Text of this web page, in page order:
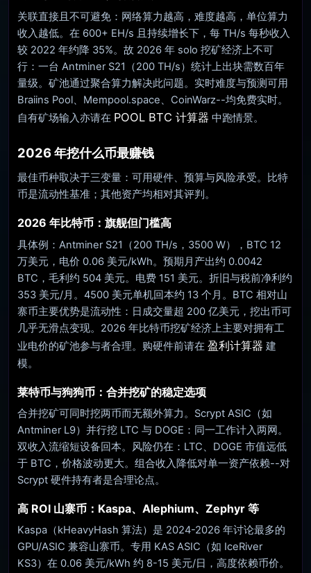
关联直接且不可避免：网络算力越高，难度越高，单位算力
收入越低。在 600+ EH/s 且持续增长下，每 TH/s 每秒收入
较 2022 年约降 35%。故 2026 年 solo 挖矿经济上不可
行：一台 Antminer S21（200 TH/s）统计上出块需数百年
量级。矿池通过聚合算力解决此问题。实时难度与预测可用
Braiins Pool、Mempool.space、CoinWarz--均免费实时。
自有矿场输入亦请在 POOL BTC 计算器 中跑情景。
2026 年挖什么币最赚钱
最佳币种取决于三变量：可用硬件、预算与风险承受。比特
币是流动性基准；其他资产均相对其评判。
2026 年比特币：旗舰但门槛高
具体例：Antminer S21（200 TH/s，3500 W），BTC 12
万美元，电价 0.06 美元/kWh。预期月产出约 0.0042
BTC，毛利约 504 美元。电费 151 美元。折旧与税前净利约
353 美元/月。4500 美元单机回本约 13 个月。BTC 相对山
寨币主要优势是流动性：日成交量超 200 亿美元，挖出币可
几乎无滑点变现。2026 年比特币挖矿经济上主要对拥有工
业电价的矿池参与者合理。购硬件前请在 盈利计算器 建
模。
莱特币与狗狗币：合并挖矿的稳定选项
合并挖矿可同时挖两币而无额外算力。Scrypt ASIC（如
Antminer L9）并行挖 LTC 与 DOGE：同一工作计入两网。
双收入流缩短设备回本。风险仍在：LTC、DOGE 市值远低
于 BTC，价格波动更大。组合收入降低对单一资产依赖--对
Scrypt 硬件持有者是合理论点。
高 ROI 山寨币：Kaspa、Alephium、Zephyr 等
Kaspa（kHeavyHash 算法）是 2024-2026 年讨论最多的
GPU/ASIC 兼容山寨币。专用 KAS ASIC（如 IceRiver
KS3）在 0.06 美元/kWh 约 8-15 美元/日，高度依赖币价。